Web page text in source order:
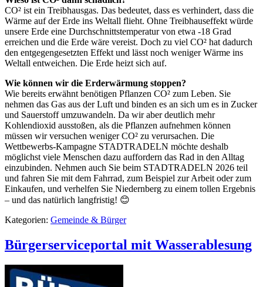
CO² ist ein Treibhausgas. Das bedeutet, dass es verhindert, dass die
Wärme auf der Erde ins Weltall flieht. Ohne Treibhauseffekt würde
unsere Erde eine Durchschnittstemperatur von etwa -18 Grad
erreichen und die Erde wäre vereist. Doch zu viel CO² hat dadurch
den entgegengesetzten Effekt und lässt noch weniger Wärme ins
Weltall entweichen. Die Erde heizt sich auf.
Wie können wir die Erderwärmung stoppen?
Wie bereits erwähnt benötigen Pflanzen CO² zum Leben. Sie
nehmen das Gas aus der Luft und binden es an sich um es in Zucker
und Sauerstoff umzuwandeln. Da wir aber deutlich mehr
Kohlendioxid ausstoßen, als die Pflanzen aufnehmen können
müssen wir versuchen weniger CO² zu verursachen. Die
Wettbewerbs-Kampagne STADTRADELN möchte deshalb
möglichst viele Menschen dazu auffordern das Rad in den Alltag
einzubinden. Nehmen auch Sie beim STADTRADELN 2026 teil
und fahren Sie mit dem Fahrrad, zum Beispiel zur Arbeit oder zum
Einkaufen, und verhelfen Sie Niedernberg zu einem tollen Ergebnis
– und das natürlich langfristig! 😊
Kategorien: Gemeinde & Bürger
Bürgerserviceportal mit Wasserablesung